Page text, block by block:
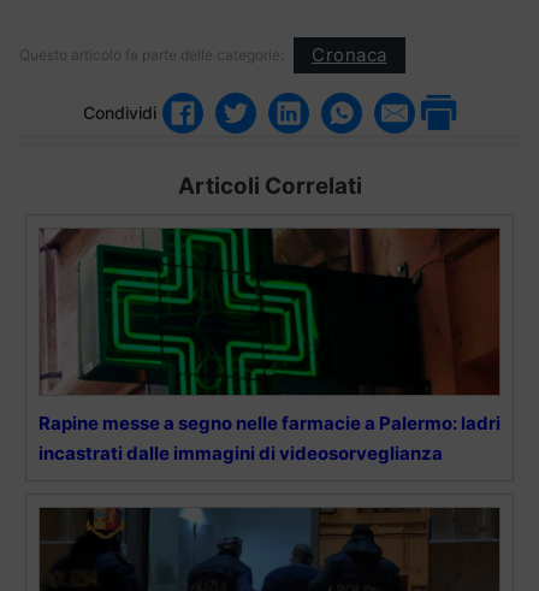
Questo articolo fa parte delle categorie: Cronaca
Condividi
Articoli Correlati
Rapine messe a segno nelle farmacie a Palermo: ladri
incastrati dalle immagini di videosorveglianza